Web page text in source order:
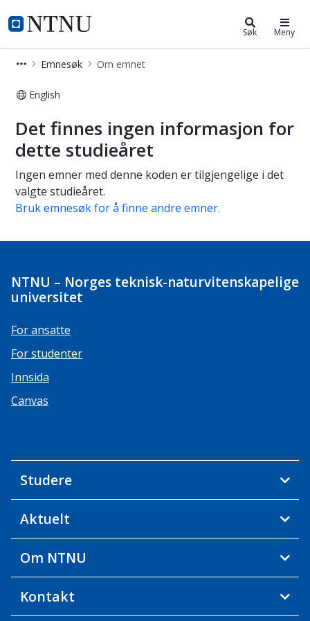
NTNU Hjemmeside
Studier Søk Meny
Emnesøk Om emnet
English
Om emnet
Det finnes ingen informasjon for
dette studieåret
Ingen emner med denne koden er tilgjengelige i det
valgte studieåret.
Bruk emnesøk for å finne andre emner.
NTNU – Norges teknisk-naturvitenskapelige
universitet
For ansatte
For studenter
Innsida
Canvas
Studere
Aktuelt
Om NTNU
Kontakt